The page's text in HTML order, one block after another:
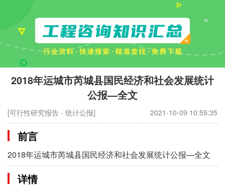
2018年运城市芮城县国民经济和社会发展统计
公报—全文
[可行性研究报告 - 统计公报] 2021-10-09 10:59:35
前言
2018年运城市芮城县国民经济和社会发展统计公报—全文
详情